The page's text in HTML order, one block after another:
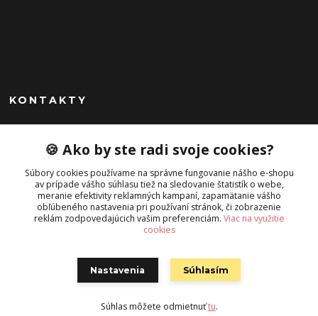
KONTAKTY
Peknekabelky.sk
+421 949747302
Po-Pia 10-16
info@peknekabelky.sk
Vytvorené na Eshop-rychlo.sk
🍪 Ako by ste radi svoje cookies?
Súbory cookies používame na správne fungovanie nášho e-shopu
av prípade vášho súhlasu tiež na sledovanie štatistík o webe,
meranie efektivity reklamných kampaní, zapamätanie vášho
obľúbeného nastavenia pri používaní stránok, či zobrazenie
reklám zodpovedajúcich vašim preferenciám. Viac na využitie
cookies
Nastavenia Súhlasím
Súhlas môžete odmietnuťtu.